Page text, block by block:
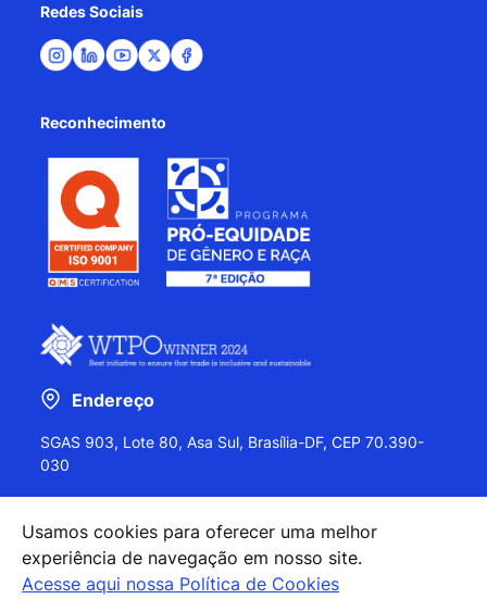
Redes Sociais
Reconhecimento
Endereço
SGAS 903, Lote 80, Asa Sul, Brasília-DF, CEP 70.390-
030
+55 (61) 2027-0202
Usamos cookies para oferecer uma melhor
experiência de navegação em nosso site.
Acesse aqui nossa Política de Cookies